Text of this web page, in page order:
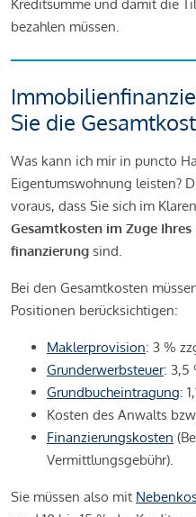
Kreditsumme und damit die
bezahlen müssen.
Sie die
Was kann ich mir in puncto
Eigentumswohnung leisten?
voraus, dass Sie sich im
Gesamtkosten im Zuge
finanzierung sind.
Bei den Gesamtkosten
Positionen berücksichtigen:
Maklerprovision: 3 %
Grunderwerbsteuer: 3,5
Grundbucheintragung:
Kosten des Anwalts
Finanzierungskosten
Vermittlungsgebühr).
Sie müssen also mit